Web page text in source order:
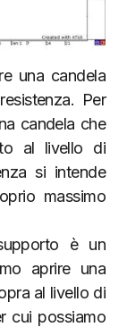
una candela
Per
candela che
al livello di
si intende
massimo
è un
aprire una
al livello di
cui possiamo